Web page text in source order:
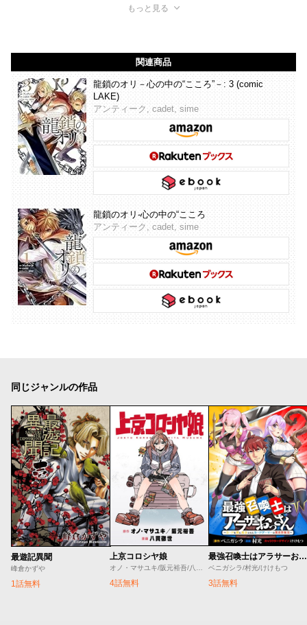
もっと見る
関連商品
龍鎖のオリ－心の中の“こころ”－: 3 (comic
LAKE)
アンティーク, cadet, sime
龍鎖のオリ-心の中の“こころ
アンティーク, cadet, sime
同じジャンルの作品
最遊記異聞
峰倉かずや
1話無料
上京コロシヤ娘
オノ・マサユキ/阪元裕吾/八貫徹世
4話無料
最強召喚士はアラサーおっさん 〜カードを親に処分されたカードゲーマーの異世界無双〜
ベニガシラ/村光/けけもつ
3話無料